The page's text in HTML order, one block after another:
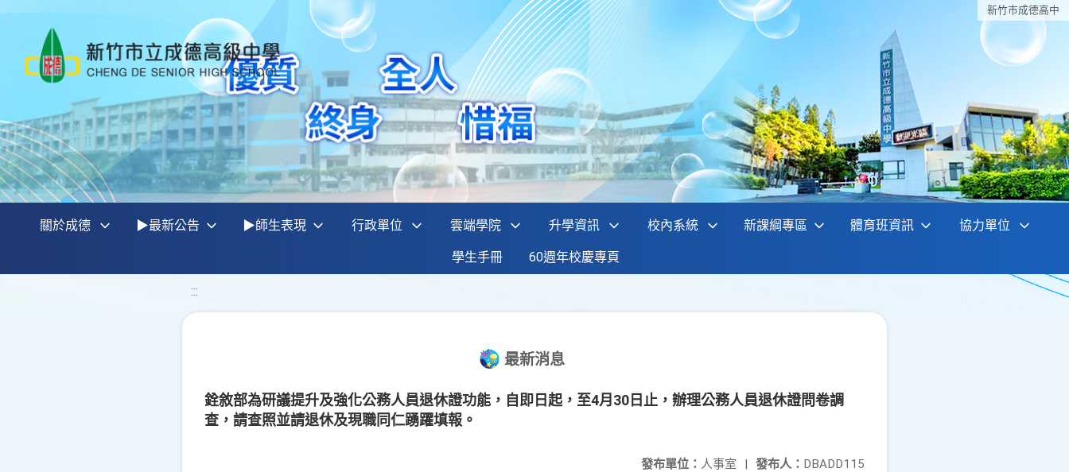
新竹巿成德高中
關於成德 ▶最新公告 ▶師生表現 行政單位 雲端學院 升學資訊 校內系統 新課綱專區 體育班資訊 協力單位
學生手冊 60週年校慶專頁
:::
最新消息
銓敘部為研議提升及強化公務人員退休證功能，自即日起，至4月30日止，辦理公務人員退休證問卷調
查，請查照並請退休及現職同仁踴躍填報。
發布人： DBADD115
發布單位： 人事室 |